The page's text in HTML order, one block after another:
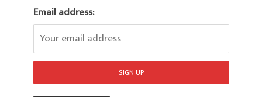
Email address: